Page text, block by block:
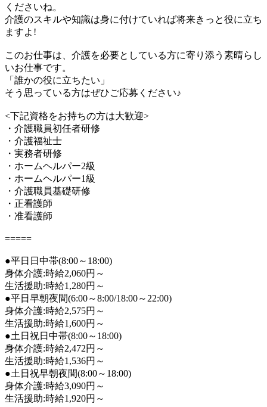
くださいね。
介護のスキルや知識は身に付けていれば将来きっと役に立ち
ますよ!
このお仕事は、介護を必要としている方に寄り添う素晴らし
いお仕事です。
「誰かの役に立ちたい」
そう思っている方はぜひご応募ください♪
<下記資格をお持ちの方は大歓迎>
・介護職員初任者研修
・介護福祉士
・実務者研修
・ホームヘルパー2級
・ホームヘルパー1級
・介護職員基礎研修
・正看護師
・准看護師
=====
●平日日中帯(8:00～18:00)
身体介護:時給2,060円～
生活援助:時給1,280円～
●平日早朝夜間(6:00～8:00/18:00～22:00)
身体介護:時給2,575円～
生活援助:時給1,600円～
●土日祝日中帯(8:00～18:00)
身体介護:時給2,472円～
生活援助:時給1,536円～
●土日祝早朝夜間(8:00～18:00)
身体介護:時給3,090円～
生活援助:時給1,920円～